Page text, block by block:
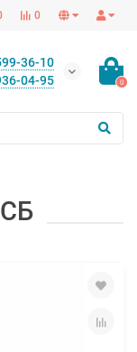
0
36-10
04-95
0